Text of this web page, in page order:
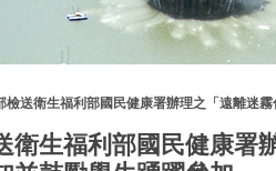
檢送衛生福利部國民健康署辦理之「遠離迷
衛生福利部國民健康